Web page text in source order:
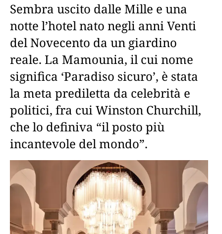
Sembra uscito dalle Mille e una
notte l’hotel nato negli anni Venti
del Novecento da un giardino
reale. La Mamounia, il cui nome
significa ‘Paradiso sicuro’, è stata
la meta prediletta da celebrità e
politici, fra cui Winston Churchill,
che lo definiva “il posto più
incantevole del mondo”.